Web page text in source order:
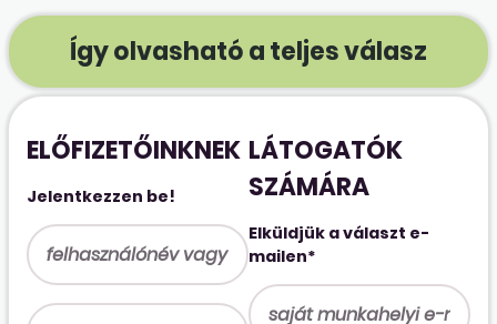
Így olvasható a teljes válasz
ELŐFIZETŐINKNEK
Jelentkezzen be!
LÁTOGATÓK
SZÁMÁRA
Elküldjük a választ e-
mailen*